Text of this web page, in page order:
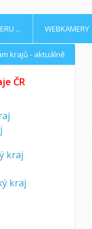
... WEBKAMERY
krajů - aktuálně
ČR
kraj
kraj